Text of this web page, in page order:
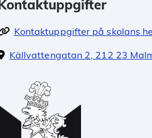
Kontaktuppgifter
Kontaktuppgifter på skolans
Källvattengatan 2, 212 23